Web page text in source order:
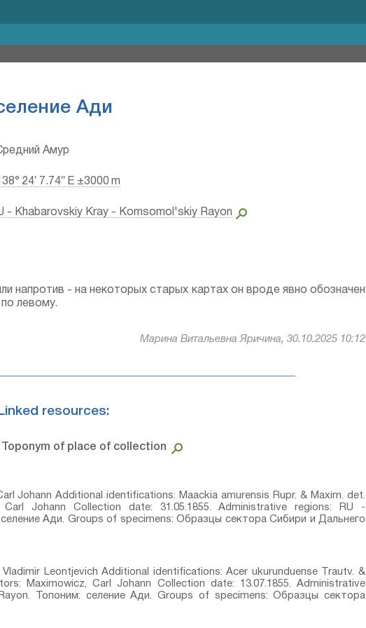
Ади
Амур
24′ 7.74″ E ±3000 m
- Khabarovskiy Kray - Komsomol'skiy Rayon
напротив - на некоторых старых картах он вроде явно обозначен
левому.
Марина Витальевна Яричина, 30.10.2025 10:12
Linked resources:
of place of collection
Johann Additional identifications: Maackia amurensis Rupr. & Maxim.⁣ det.
Johann Collection date: 31.05.1855. Administrative regions: RU -
Ади. Groups of specimens: Образцы сектора Сибири и Дальнего
Leontjevich Additional identifications: Acer ukurunduense Trautv. &
Maximowicz, Carl Johann Collection date: 13.07.1855. Administrative
Топоним: селение Ади. Groups of specimens: Образцы сектора